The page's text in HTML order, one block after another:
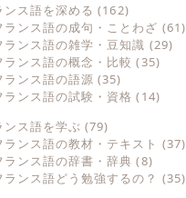
ンス語を深める (162)
ランス語の成句・ことわざ (61)
ランス語の雑学・豆知識 (29)
ランス語の概念・比較 (35)
ランス語の語源 (35)
ランス語の試験・資格 (14)
ンス語を学ぶ (79)
ランス語の教材・テキスト (37)
ランス語の辞書・辞典 (8)
ランス語どう勉強するの？ (35)